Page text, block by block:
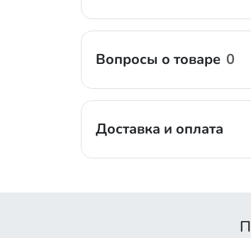
Вопросы о товаре 0
Доставка и оплата